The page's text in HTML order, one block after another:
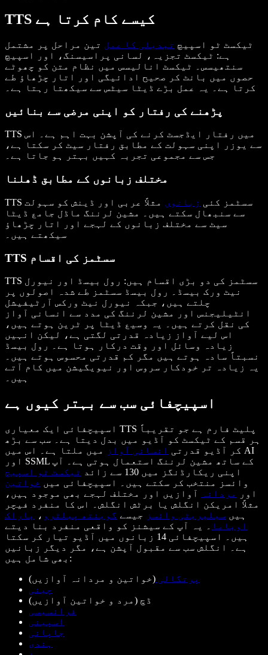
TTS کیسے کام کرتا ہے
ٹیکسٹ ٹو اسپیچ تبدیلی کا عمل تین مراحل پر مشتمل
ہے: ٹیکسٹ تجزیہ، لسانی پراسیسنگ، اور اسپیچ
سنتھیسس۔ ٹیکسٹ انالیسس میں نظام متن کو چھوٹے
حصوں میں بانٹ کر صحیح ادائیگی اور اتار چڑھاؤ طے
کرتا ہے۔ یہ عمل بڑے ڈیٹا سیٹس سے سیکھتا رہتا ہے۔
پڑھنے کی رفتار کو اپنی مرضی سے بنائیں
TTS میں رفتار ایڈجسٹ کرنے کی آپشن بہت اہم ہے۔ اس
سے یوزر اپنی سہولت کے مطابق رفتار سیٹ کر سکتا ہے،
جس سے مجموعی تجربہ کہیں بہتر ہو جاتا ہے۔
مختلف زبانوں کے مطابق ڈھلنا
TTS سسٹمز کئی زبانوں مثلاً عربی اور ڈینش کو سہولت
سے سنبھال سکتے ہیں۔ مشین لرننگ ماڈل جامع ڈیٹا
سیٹ سے مختلف زبانوں کے لہجے اور اتار چڑھاؤ
سیکھتے ہیں۔
TTS سسٹمز کی اقسام
TTS سسٹمز کی دو بڑی اقسام ہیں: رول بیسڈ اور نیورل
نیٹ ورک بیسڈ۔ رول بیسڈ سسٹمز طے شدہ اصولوں پر
چلتے ہیں، جبکہ نیورل نیٹ ورکس آرٹیفیشل
انٹیلیجنس اور مشین لرننگ کی مدد سے انسانی آواز
کی نقل کرتے ہیں۔ یہ وسیع ڈیٹا پر ٹرین ہوتے ہیں،
اس لیے آواز زیادہ قدرتی لگتی ہے، لیکن انہیں
زیادہ وسائل اور وقت درکار ہوتا ہے۔ رول بیسڈ
نسبتاً سادہ ہوتے ہیں مگر کم قدرتی محسوس ہوتے ہیں۔
یہ زیادہ تر خودکار سروس اور نیویگیشن میں کام آتے
ہیں۔
اسپیچفائی سب سے بہتر کیوں ہے
اسپیچفائی ایک معیاری TTS پلیٹ فارم ہے جو تقریباً
ہر قسم کے ٹیکسٹ کو آڈیو میں بدل دیتا ہے۔ سب سے بڑھ
کر آڈیو قدرتی انسانی آواز
میں ملتا ہے۔ اس میں AI
اور SSML کے ساتھ مشین لرننگ استعمال ہوتی ہے۔ آپ
اپنی ریکارڈنگز میں 130 سے زائد
ٹیکسٹ ٹو اسپیچ
وائسز منتخب کر سکتے ہیں۔ اسپیچفائی میں خواتین
اور
مردانہ
آوازیں اور مختلف لہجے بھی موجود ہیں،
مثلاً امریکن انگلش یا برٹش انگلش۔ اس کا منفرد فیچر
ہیں سیلبریٹی وائسز جیسے گوینتھ پیلٹرو ،
باراک
اوباما
۔ یہ آپ کے سیشنز کو واقعی منفرد بنا دیتے
ہیں۔ اسپیچفائی 14 زبانوں میں آڈیو تیار کر سکتا
ہے۔ انگلش سب سے مقبول آپشن ہے، مگر دیگر زبانیں
بھی شامل ہیں:
پرتگالی (خواتین و مردانہ آوازیں)
چینی
ڈچ (مرد و خواتین آوازیں)
فرانسیسی
اسپینی
جاپانی
ہندی